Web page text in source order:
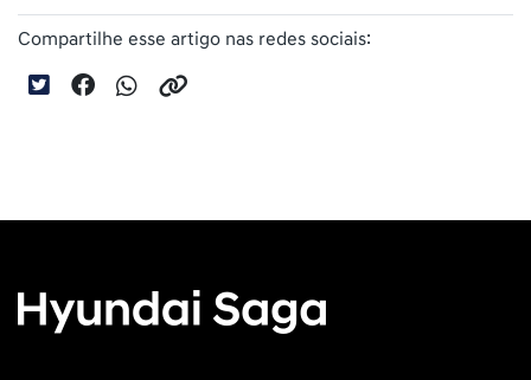
Compartilhe esse artigo nas redes sociais: